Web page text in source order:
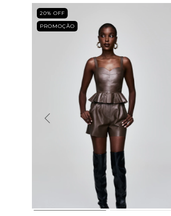
20% OFF
PROMOÇÃO